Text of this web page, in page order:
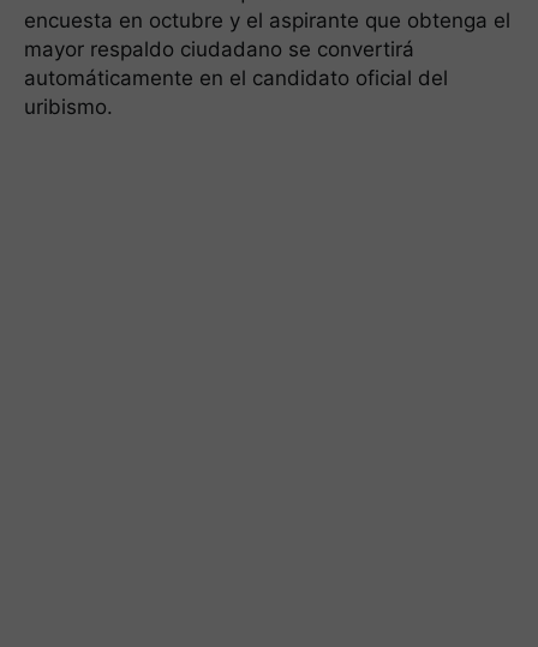
encuesta en octubre y el aspirante que obtenga el
mayor respaldo ciudadano se convertirá
automáticamente en el candidato oficial del
uribismo.